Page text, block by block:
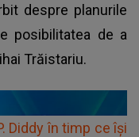
despre planurile
posibilitatea de a
Trăistariu.
Diddy în timp ce își